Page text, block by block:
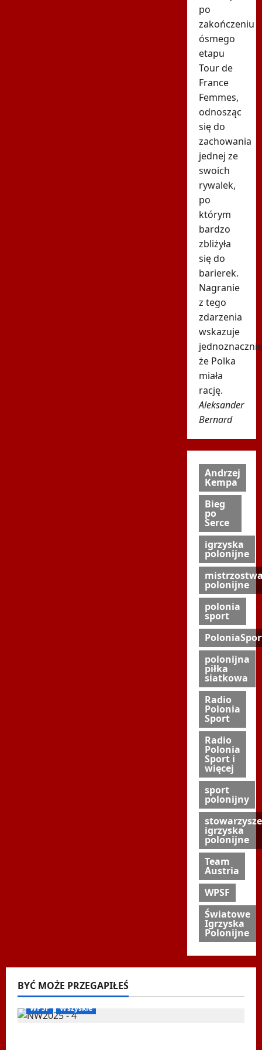
po
zakończeniu
ósmego
etapu
Tour de
France
Femmes,
odnosząc
się do
zachowania
jednej ze
swoich
rywalek,
po
którym
bardzo
zbliżyła
się do
barierek.
Nagranie
z tego
zdarzenia
wskazuje
że Polka
miała
rację.
Aleksander
Bernard
Andrzej
Kempa
Bieg
po
Serce
igrzyska
polonijne
polonijne
polonia
sport
polonijna
piłka
siatkowa
Radio
Polonia
Sport
Radio
Polonia
Sport i
więcej
sport
polonijny
igrzyska
polonijne
Team
Austria
WPSF
Światowe
Igrzyska
Polonijne
BYĆ MOŻE PRZEGAPIŁEŚ
Biegi i rekreacja Inne Nordic Walking
WPSF
Wszyskie